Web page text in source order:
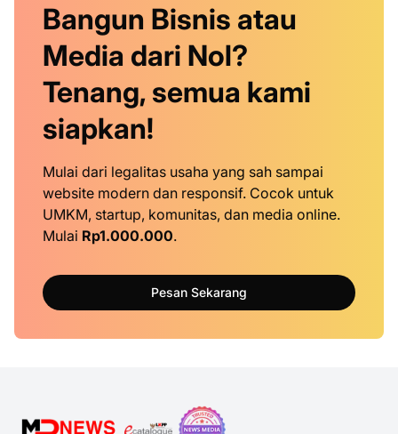
Bangun Bisnis atau
Media dari Nol?
Tenang, semua kami
siapkan!
Mulai dari legalitas usaha yang sah sampai
website modern dan responsif. Cocok untuk
UMKM, startup, komunitas, dan media online.
Mulai Rp1.000.000.
Pesan Sekarang